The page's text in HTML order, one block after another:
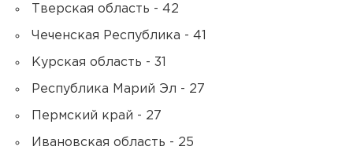
Тверская область - 42
Чеченская Республика - 41
Курская область - 31
Республика Марий Эл - 27
Пермский край - 27
Ивановская область - 25